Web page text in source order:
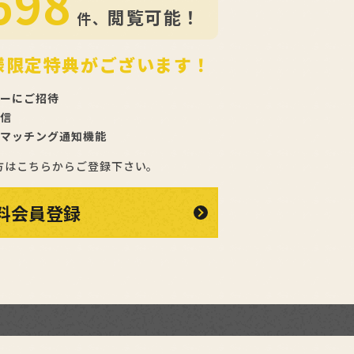
件、 閲覧可能！
定特典がございます！
にご招待
ッチング通知機能
こちらからご登録下さい。
会員登録